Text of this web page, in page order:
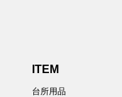
ITEM
台所用品